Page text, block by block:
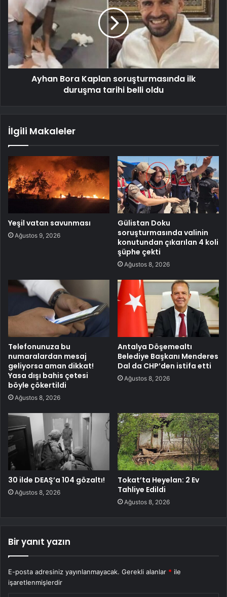
Ayhan Bora Kaplan soruşturmasında ilk
duruşma tarihi belli oldu
İlgili Makaleler
Yeşil vatan savunması
Ağustos 9, 2026
Gülistan Doku
soruşturmasında valinin
konutundan çıkarılan 4 koli
şüphe çekti
Ağustos 8, 2026
Telefonunuza bu
numaralardan mesaj
geliyorsa aman dikkat!
Yasa dışı bahis çetesi
böyle çökertildi
Ağustos 8, 2026
Antalya Döşemealtı
Belediye Başkanı Menderes
Dal da CHP’den istifa etti
Ağustos 8, 2026
30 ilde DEAŞ’a 104 gözaltı!
Ağustos 8, 2026
Tokat’ta Heyelan: 2 Ev
Tahliye Edildi
Ağustos 8, 2026
Bir yanıt yazın
E-posta adresiniz yayınlanmayacak. Gerekli alanlar * ile
işaretlenmişlerdir